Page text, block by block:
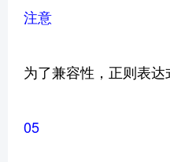
注意
为了兼容性，正则表达
05